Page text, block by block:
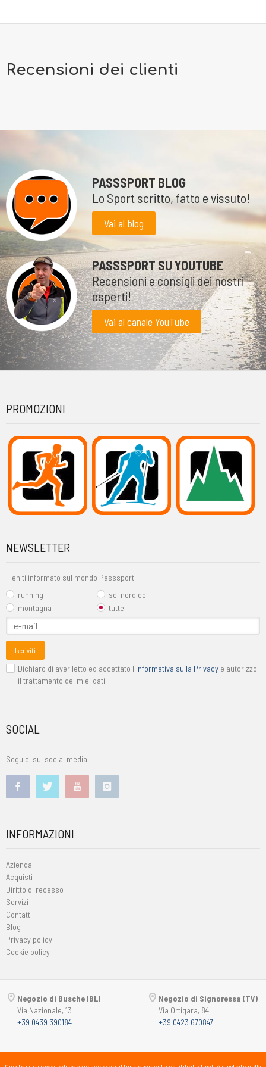
Recensioni dei clienti
PASSSPORT BLOG
Lo Sport scritto, fatto e vissuto!
Vai al blog
PASSSPORT SU YOUTUBE
Recensioni e consigli dei nostri
esperti!
Vai al canale YouTube
PROMOZIONI
NEWSLETTER
Tieniti informato sul mondo Passsport
running
sci nordico
montagna
tutte
Iscriviti
Dichiaro di aver letto ed accettato l'informativa sulla Privacy e autorizzo
il trattamento dei miei dati
SOCIAL
Seguici sui social media
INFORMAZIONI
Azienda
Acquisti
Diritto di recesso
Servizi
Contatti
Blog
Privacy policy
Cookie policy
Negozio di Busche (BL)
Via Nazionale, 13
+39 0439 390184
Negozio di Signoressa (TV)
Via Ortigara, 84
+39 0423 670847